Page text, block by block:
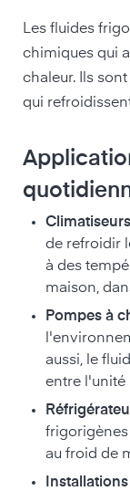
Les fluides
chimiques qui
chaleur. Ils
qui
Climatiseurs
de refroidir
à des
maison,
Pompes à
aussi, le
entre l'unité
au froid de